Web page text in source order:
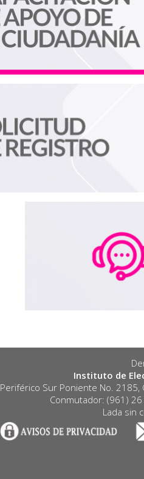
Instituto de
Periférico Sur Poniente No. 2185,
Conmutador: (961)
Lada sin